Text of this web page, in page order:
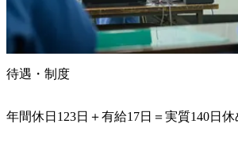
待遇・制度
年間休日123日＋有給17日＝実質140日